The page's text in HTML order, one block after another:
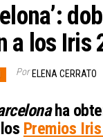
a los Iris
Por ELENA CERRATO
ha
Premios